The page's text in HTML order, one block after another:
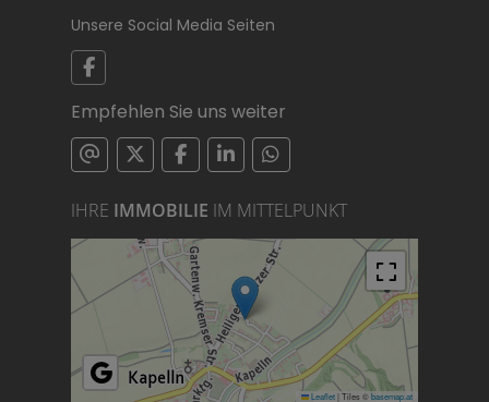
Unsere Social Media Seiten
Empfehlen Sie uns weiter
IHRE IMMOBILIE IM MITTELPUNKT
Leaflet| Tiles ©basemap.at